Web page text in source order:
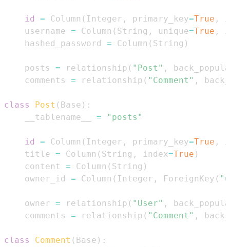
id = Column ( Integer , primary_key=True ,
    username
= Column ( String , unique=True ,
    hashed_password
= Column ( String )
    posts
= relationship ( "Post" ,
    comments
= relationship ( "Comment" ,
class Post ( Base ) :
    __tablename__
= "posts"
id = Column ( Integer , primary_key=True ,
    title
= Column ( String , index=True )
    content
= Column ( String )
    owner_id
= Column ( Integer , ForeignKey (
    owner
= relationship ( "User" ,
    comments
= relationship ( "Comment" ,
class Comment ( Base ) :